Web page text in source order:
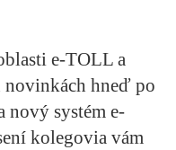
e-TOLL a
hneď po
nový systém e-
kolegovia vám